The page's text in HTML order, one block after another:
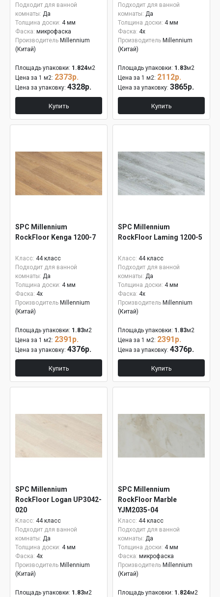
Подходит для ванной
комнаты: Да
Толщина доски: 4 мм
Фаска: микрофаска
Производитель Millennium
(Китай)
Площадь упаковки: 1.824м2
Цена за 1 м2: 2373р.
Цена за упаковку: 4328р.
Купить
Подходит для ванной
комнаты: Да
Толщина доски: 4 мм
Фаска: 4x
Производитель Millennium
(Китай)
Площадь упаковки: 1.83м2
Цена за 1 м2: 2112р.
Цена за упаковку: 3865р.
Купить
SPC Millennium
RockFloor Kenga 1200-7
Класс: 44 класс
Подходит для ванной
комнаты: Да
Толщина доски: 4 мм
Фаска: 4x
Производитель Millennium
(Китай)
Площадь упаковки: 1.83м2
Цена за 1 м2: 2391р.
Цена за упаковку: 4376р.
Купить
SPC Millennium
RockFloor Laming 1200-5
Класс: 44 класс
Подходит для ванной
комнаты: Да
Толщина доски: 4 мм
Фаска: 4x
Производитель Millennium
(Китай)
Площадь упаковки: 1.83м2
Цена за 1 м2: 2391р.
Цена за упаковку: 4376р.
Купить
SPC Millennium
RockFloor Logan UP3042-
020
Класс: 44 класс
Подходит для ванной
комнаты: Да
Толщина доски: 4 мм
Фаска: 4x
Производитель Millennium
(Китай)
Площадь упаковки: 1.83м2
SPC Millennium
RockFloor Marble
YJM2035-04
Класс: 44 класс
Подходит для ванной
комнаты: Да
Толщина доски: 4 мм
Фаска: микрофаска
Производитель Millennium
(Китай)
Площадь упаковки: 1.824м2